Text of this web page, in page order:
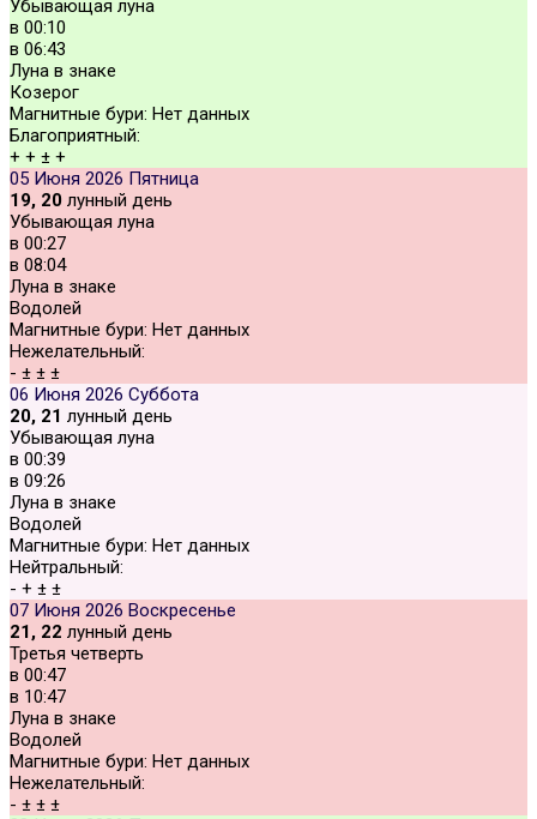
Убывающая луна
в 00:10
в 06:43
Луна в знаке
Козерог
Магнитные бури: Нет данных
Благоприятный:
+ + ± +
05 Июня 2026 Пятница
19, 20 лунный день
Убывающая луна
в 00:27
в 08:04
Луна в знаке
Водолей
Магнитные бури: Нет данных
Нежелательный:
- ± ± ±
06 Июня 2026 Суббота
20, 21 лунный день
Убывающая луна
в 00:39
в 09:26
Луна в знаке
Водолей
Магнитные бури: Нет данных
Нейтральный:
- + ± ±
07 Июня 2026 Воскресенье
21, 22 лунный день
Третья четверть
в 00:47
в 10:47
Луна в знаке
Водолей
Магнитные бури: Нет данных
Нежелательный:
- ± ± ±